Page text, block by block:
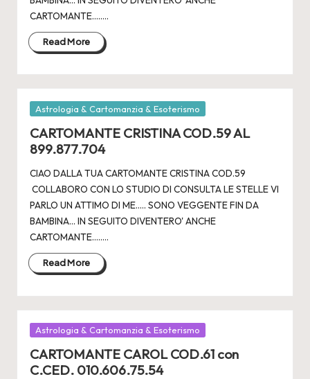
CARTOMANTE.....…
Read More
Posted
Astrologia & Cartomanzia & Esoterismo
CARTOMANTE CRISTINA COD.59 AL
899.877.704
CIAO DALLA TUA CARTOMANTE CRISTINA COD.59
COLLABORO CON LO STUDIO DI CONSULTA LE STELLE VI
PARLO UN ATTIMO DI ME..... SONO VEGGENTE FIN DA
BAMBINA... IN SEGUITO DIVENTERO' ANCHE
CARTOMANTE.....…
Read More
Posted
Astrologia & Cartomanzia & Esoterismo
CARTOMANTE CAROL COD.61 con
C.CED. 010.606.75.54